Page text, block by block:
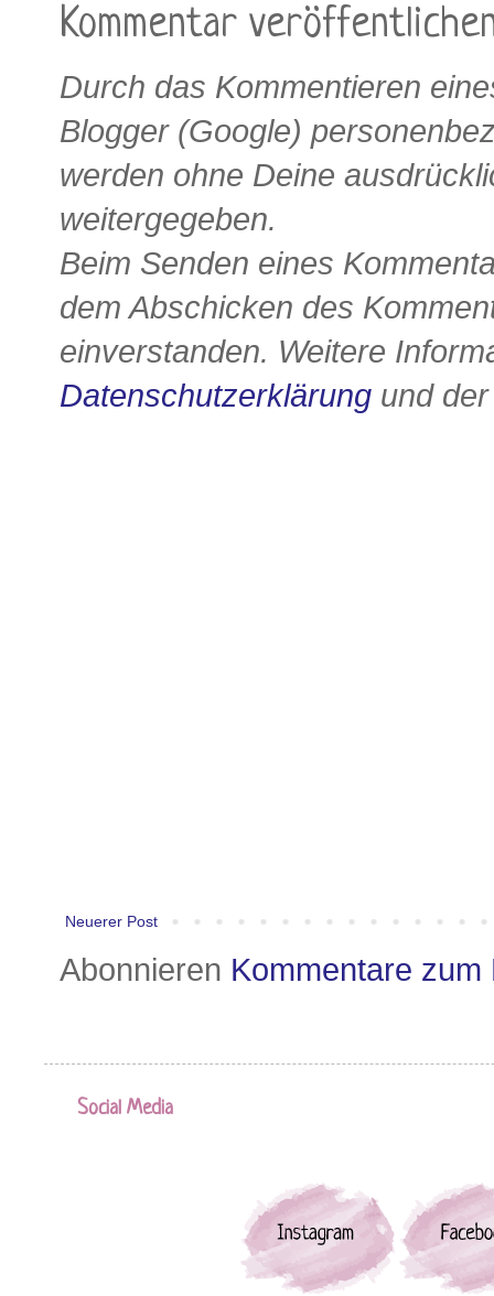
Kommentar
Durch das Kommentieren
Blogger (Google)
werden ohne Deine
weitergegeben.
Beim Senden eines
dem Abschicken des
einverstanden. Weitere
Datenschutzerklärung und
Neuerer Post
Abonnieren Kommentare zum
Social Media